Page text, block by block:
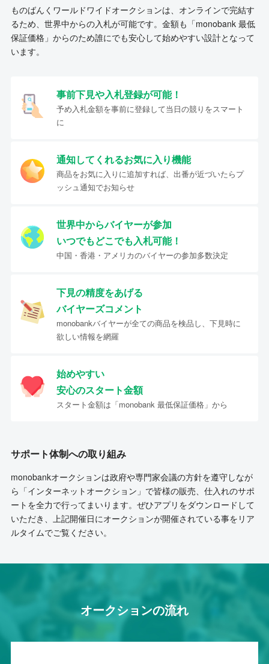
ものばんくワールドワイドオークションは、オンラインで完結す
るため、世界中からの入札が可能です。金額も「monobank 最低
保証価格」からのため誰にでも安心して始めやすい設計となって
います。
事前下見や入札登録が可能！
予め入札金額を事前に登録して当日の競りをスマート
に
通知してくれるお気に入り機能
商品をお気に入りに追加すれば、出番が近づいたらプ
ッシュ通知でお知らせ
世界中からバイヤーが参加
いつでもどこでも入札可能！
中国・香港・アメリカのバイヤーの参加多数決定
下見の精度をあげる
バイヤーズコメント
monobankバイヤーが全ての商品を検品し、下見時に
欲しい情報を網羅
始めやすい
安心のスタート金額
スタート金額は「monobank 最低保証価格」から
サポート体制への取り組み
monobankオークションは政府や専門家会議の方針を遵守しなが
ら「インターネットオークション」で皆様の販売、仕入れのサポ
ートを全力で行ってまいります。ぜひアプリをダウンロードして
いただき、上記開催日にオークションが開催されている事をリア
ルタイムでご覧ください。
オークションの流れ